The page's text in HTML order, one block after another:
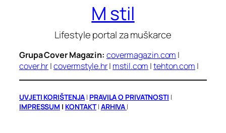
M stil
Lifestyle portal za muškarce
Grupa Cover Magazin: covermagazin.com |
cover.hr|covermstyle.hr| mstil.com |tehton.com |
UVJETI KORIŠTENJA | PRAVILA O PRIVATNOSTI |
IMPRESSUM | KONTAKT| ARHIVA |